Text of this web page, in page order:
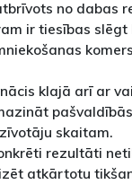
no dabas
ir tiesības
klajā arī ar
skaitam.
rezultāti
atkārtotu